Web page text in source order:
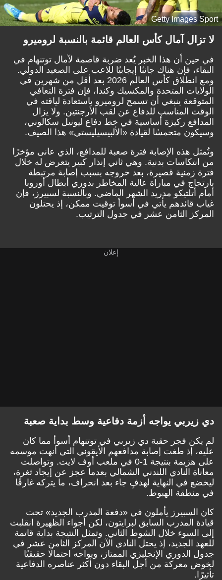
Getty Images Sport
لا تزال آمال كأس العالم قائمة بالنسبة لروميرو
في حين أن هذا الخبر يُعد ضربة قاصمة لآمال توتنهام في
البقاء، فإن هناك جانبًا إيجابيًا للاعب على الصعيد الدولي.
ومع انطلاق كأس العالم 2026 بعد أقل من شهرين في
الولايات المتحدة والمكسيك وكندا، فإن فترة التعافي
المتوقعة ينبغي أن تسمح لروميرو باستعادة لياقته في
الوقت المناسب للدفاع عن لقب الأرجنتين. ولا يزال
المدافع ركيزة أساسية في خط دفاع ليونيل سكالوني،
وسيكون متحمسًا لقيادة «الألبيسيليستي» هذا الصيف.
وتُمثل هذه الإصابة فترة صعبة للمدافع، الذي عانى مؤخرًا
من انتكاسات بدنية. وهي ثاني إنذار كبير يتعرض له خلال
فترة زمنية قصيرة، بعد خروجه بسبب إصابة مرتبطة
بارتجاج في مباراة عالية المخاطر بدوري أبطال أوروبا
أمام أتلتيكو مدريد الشهر الماضي. وبالنسبة لسبيرز، فإن
غياب قائدهم يأتي في أسوأ توقيت ممكن، إذ يحتلون
المركز الثامن عشر في جدول الترتيب.
دي زيربي يواجه أزمة دفاعية وسط بداية صعبة
لم يكن فجر حقبة دي زيربي في توتنهام أسوأ مما كان
عليه، إذ طغت إصابة مدافعهم الأيقوني التي أنهت موسمه
على هزيمة بنتيجة 1-0 في ملعب أوف لايت. وتواصلت
معاناة النادي اللندني الشمالي بعدما عجز عن إيجاد ثغرة،
ليخضع في النهاية لهدفٍ جاء بعد انحراف، ما يتركه غارقًا
في منطقة الهبوط.
كان السبيرز يأملون في «دفعة المدرب الجديد» تحت
قيادة المدرب السابق لبرايتون، لكن أجواء الظهيرة انقلبت
إلى السوء خلال الشوط الثاني. وتمثل النتيجة بداية قاتمة
للعهد الجديد، إذ يحتل النادي الآن المركز الثامن عشر في
جدول الدوري الإنجليزي الممتاز، ويواجه احتمالًا حقيقيًا
لخوض معركة من أجل البقاء دون أكثر عناصره الدفاعية
تأثيرًا.